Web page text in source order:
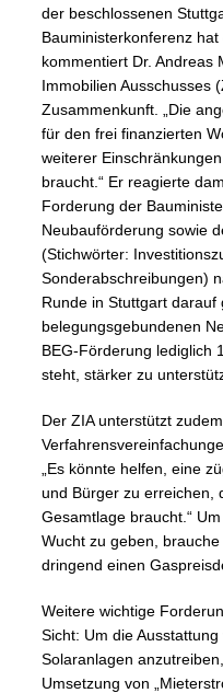
der beschlossenen
Bauministerkonferenz
kommentiert Dr. Andreas
Immobilien Ausschusses
Zusammenkunft. „Die
für den frei finanzierten
weiterer
braucht.“ Er reagierte
Forderung der
Neubauförderung sowie
(Stichwörter:
Sonderabschreibungen)
Runde in Stuttgart
belegungsgebundenen
BEG-Förderung lediglich
steht, stärker zu
Der ZIA unterstützt
„Es könnte helfen, eine
und Bürger zu erreichen,
Gesamtlage braucht.“
Wucht zu geben,
dringend einen
Weitere wichtige
Sicht: Um die
Solaranlagen
Umsetzung von